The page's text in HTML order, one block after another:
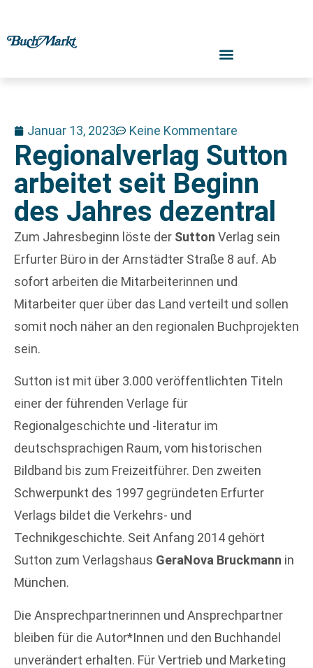
Januar 13, 2023 Keine Kommentare
Regionalverlag Sutton
arbeitet seit Beginn
des Jahres dezentral
Zum Jahresbeginn löste der Sutton Verlag sein
Erfurter Büro in der Arnstädter Straße 8 auf. Ab
sofort arbeiten die Mitarbeiterinnen und
Mitarbeiter quer über das Land verteilt und sollen
somit noch näher an den regionalen Buchprojekten
sein.
Sutton ist mit über 3.000 veröffentlichten Titeln
einer der führenden Verlage für
Regionalgeschichte und -literatur im
deutschsprachigen Raum, vom historischen
Bildband bis zum Freizeitführer. Den zweiten
Schwerpunkt des 1997 gegründeten Erfurter
Verlags bildet die Verkehrs- und
Technikgeschichte. Seit Anfang 2014 gehört
Sutton zum Verlagshaus GeraNova Bruckmann in
München.
Die Ansprechpartnerinnen und Ansprechpartner
bleiben für die Autor*Innen und den Buchhandel
unverändert erhalten. Für Vertrieb und Marketing